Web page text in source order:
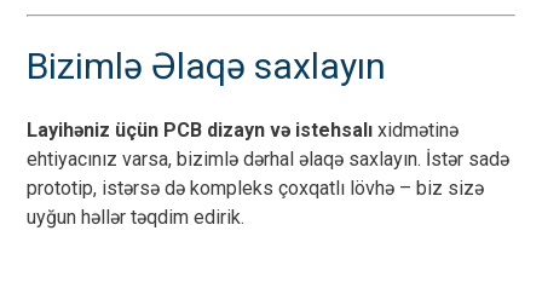
Bizimlə Əlaqə saxlayın
Layihəniz üçün PCB dizayn və istehsalı xidmətinə
ehtiyacınız varsa, bizimlə dərhal əlaqə saxlayın. İstər sadə
prototip, istərsə də kompleks çoxqatlı lövhə – biz sizə
uyğun həllər təqdim edirik.